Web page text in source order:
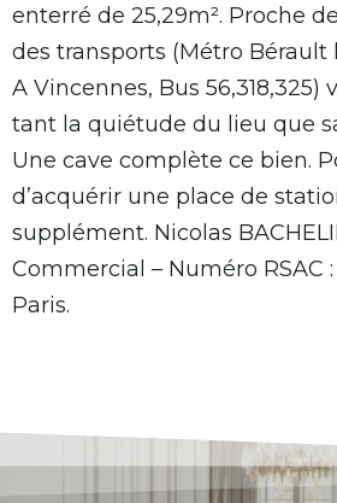
enterré de 25,29m². Proche
des transports (Métro Bérault
A Vincennes, Bus 56,318,325)
tant la quiétude du lieu que
Une cave complète ce bien.
d’acquérir une place de
supplément. Nicolas
Commercial – Numéro RSAC :
Paris.